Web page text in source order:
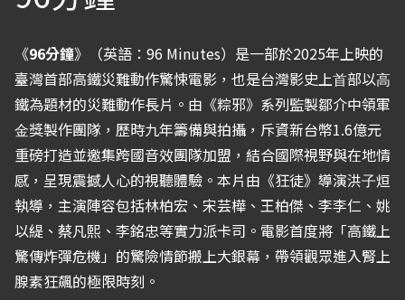
《96分鐘》（英語：96 Minutes）是一部於2025年上映的
臺灣首部高鐵災難動作驚悚電影，也是台灣影史上⾸部以⾼
鐵為題材的災難動作長片。由《粽邪》系列監製鄒介中領軍
⾦獎製作團隊，歷時九年籌備與拍攝，斥資新台幣1.6億元
重磅打造並邀集跨國音效團隊加盟，結合國際視野與在地情
感，呈現震撼人心的視聽體驗。本片由《狂徒》導演洪⼦烜
執導，主演陣容包括林柏宏、宋芸樺、王柏傑、李李仁、姚
以緹、蔡凡熙、李銘忠等實⼒派卡司。電影首度將「高鐵上
驚傳炸彈危機」的驚險情節搬上大銀幕，帶領觀眾進入腎上
腺素狂飆的極限時刻。